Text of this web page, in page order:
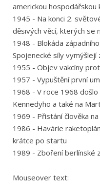
americkou hospodářskou
1945 - Na konci 2.
děsivých věcí, kterých se
1948 - Blokáda
Spojenecké síly
1955 - Objev vakcíny
1957 - Vypuštění první
1968 - V roce 1968 došlo
Kennedyho a také na
1969 - Přistání člověka
1986 - Havárie
krátce po startu
1989 - Zboření berlínské
Mouseover text: